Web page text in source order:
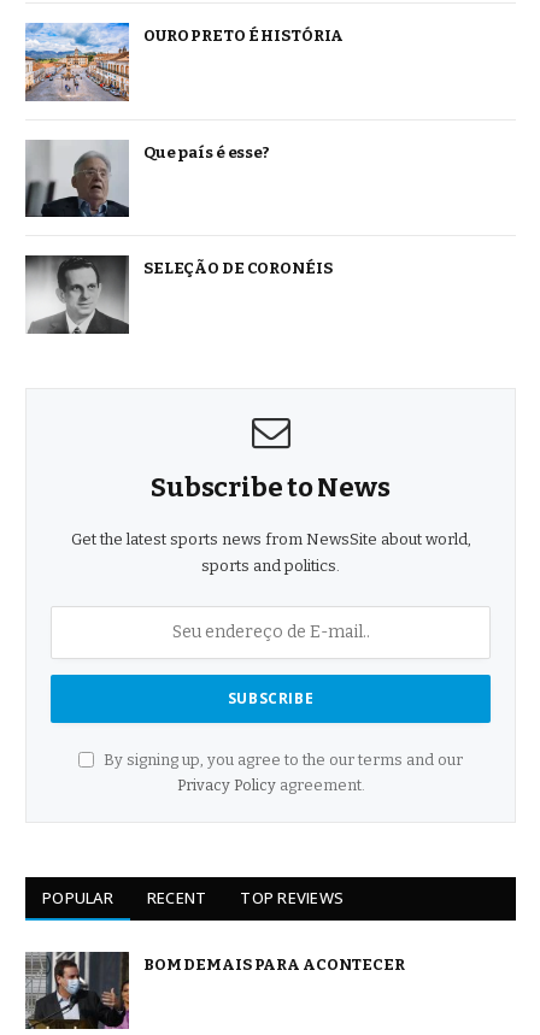
OURO PRETO É HISTÓRIA
Que país é esse?
SELEÇÃO DE CORONÉIS
Subscribe to News
Get the latest sports news from NewsSite about world,
sports and politics.
By signing up, you agree to the our terms and our
Privacy Policyagreement.
POPULAR RECENT TOP REVIEWS
BOM DEMAIS PARA ACONTECER